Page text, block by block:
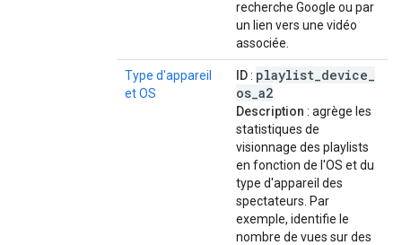
recherche Google ou par
un lien vers une vidéo
associée.
Type d'appareil
et OS
ID: playlist device
os a2
Description : agrège les
statistiques de
visionnage des playlists
en fonction de l'OS et du
type d'appareil des
spectateurs. Par
exemple, identifie le
nombre de vues sur des